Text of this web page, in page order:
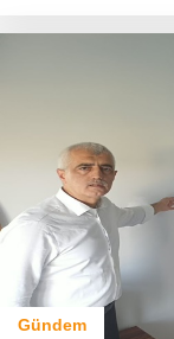
Gündem